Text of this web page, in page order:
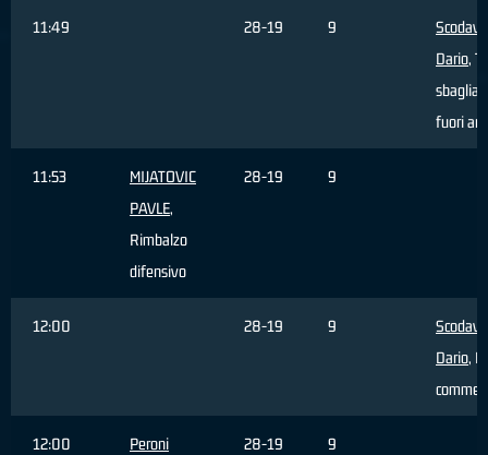
11:49 28-19 9
Dario,
fuori
11:53
MIJATOVIC
PAVLE,
Rimbalzo
difensivo
28-19 9
12:00 28-19 9
Dario,
12:00 Peroni 28-19 9